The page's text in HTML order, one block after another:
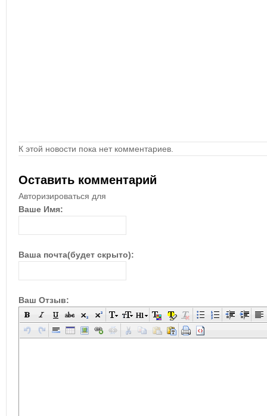
К этой новости пока нет комментариев.
Оставить комментарий
Авторизироваться для
Ваше Имя:
Ваша почта(будет скрыто):
Ваш Отзыв: